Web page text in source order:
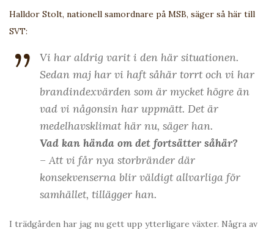
Halldor Stolt, nationell samordnare på MSB, säger så här till
SVT:
Vi har aldrig varit i den här situationen.
Sedan maj har vi haft såhär torrt och vi har
brandindexvärden som är mycket högre än
vad vi någonsin har uppmätt. Det är
medelhavsklimat här nu, säger han.
Vad kan hända om det fortsätter såhär?
– Att vi får nya storbränder där
konsekvenserna blir väldigt allvarliga för
samhället, tillägger han.
I trädgården har jag nu gett upp ytterligare växter. Några av